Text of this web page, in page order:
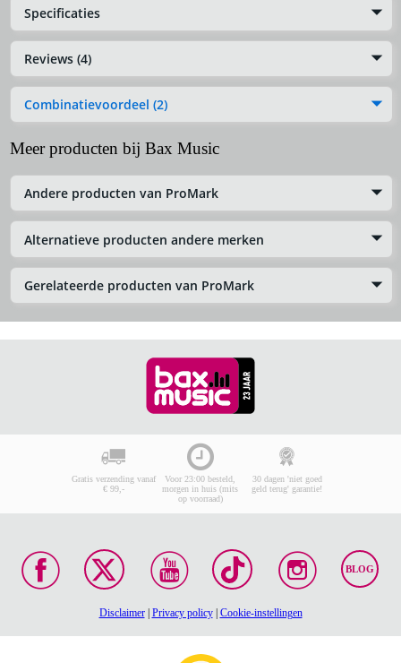
Specificaties
Reviews (4)
Combinatievoordeel (2)
Meer producten bij Bax Music
Andere producten van ProMark
Alternatieve producten andere merken
Gerelateerde producten van ProMark
Gratis verzending vanaf
€ 99,-
Voor 23:00 besteld,
morgen in huis (mits
op voorraad)
30 dagen 'niet goed
geld terug' garantie!
BLOG
Disclaimer| Privacy policy| Cookie-instellingen